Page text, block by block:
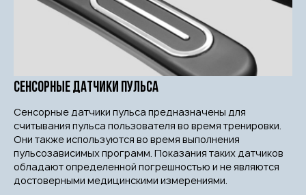
Сенсорные датчики пульса
Сенсорные датчики пульса предназначены для
считывания пульса пользователя во время тренировки.
Они также используются во время выполнения
пульсозависимых программ. Показания таких датчиков
обладают определенной погрешностью и не являются
достоверными медицинскими измерениями.